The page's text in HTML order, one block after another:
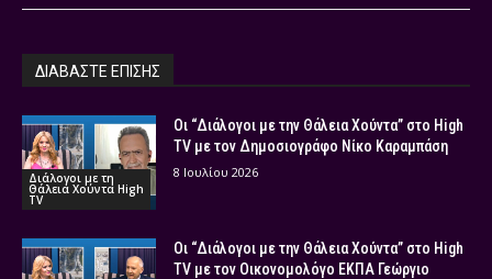
ΔΙΑΒΑΣΤΕ ΕΠΙΣΗΣ
Διάλογοι με τη
Θάλεια Χούντα High
TV
Οι “Διάλογοι με την Θάλεια Χούντα” στο High
TV με τον Δημοσιογράφο Νίκο Καραμπάση
8 Ιουλίου 2026
Οι “Διάλογοι με την Θάλεια Χούντα” στο High
TV με τον Οικονομολόγο ΕΚΠΑ Γεώργιο